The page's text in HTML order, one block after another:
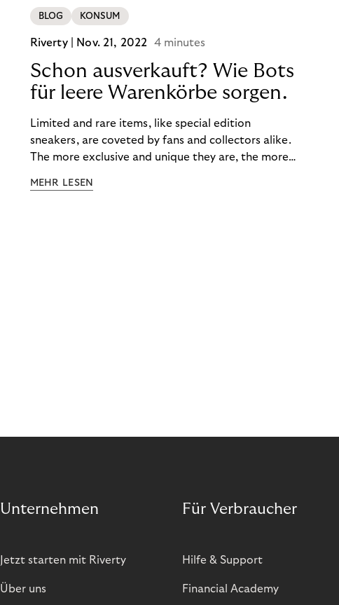
BLOG KONSUM
Riverty | Nov. 21, 2022 4 minutes
Schon ausverkauft? Wie Bots
für leere Warenkörbe sorgen.
Limited and rare items, like special edition
sneakers, are coveted by fans and collectors alike.
The more exclusive and unique they are, the more
industry uses artificial scarcity, also known as a
MEHR LESEN
Unternehmen
Jetzt starten mit Riverty
Über uns
Für Verbraucher
Hilfe & Support
Financial Academy